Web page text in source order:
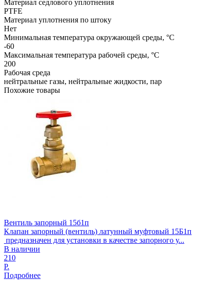
Материал седлового уплотнения
PTFE
Материал уплотнения по штоку
Нет
Минимальная температура окружающей среды, °C
-60
Максимальная температура рабочей среды, °C
200
Рабочая среда
нейтральные газы, нейтральные жидкости, пар
Похожие товары
Вентиль запорный 15б1п
Клапан запорный (вентиль) латунный муфтовый 15Б1п
предназначен для установки в качестве запорного у...
В наличии
210
Р.
Подробнее